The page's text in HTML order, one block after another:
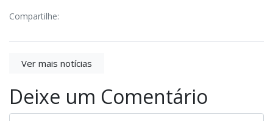
Compartilhe:
Ver mais notícias
Deixe um Comentário